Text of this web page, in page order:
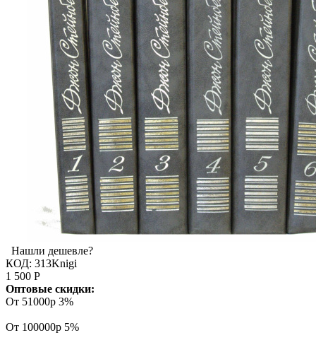
Нашли дешевле?
КОД: 313Knigi
1 500 Р
Оптовые скидки:
От 51000р 3%
От 100000р 5%